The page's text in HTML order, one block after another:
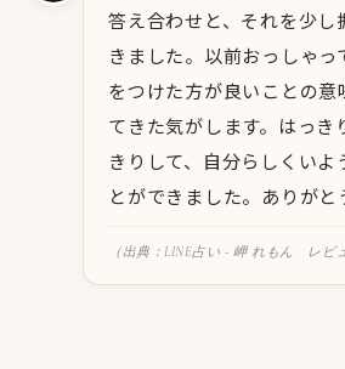
答え合わせと、それを少し
きました。以前おっしゃっ
をつけた方が良いことの意
てきた気がします。はっき
きりして、自分らしくいよ
とができました。ありがと
（出典：LINE占い - 岬 れもん レビ